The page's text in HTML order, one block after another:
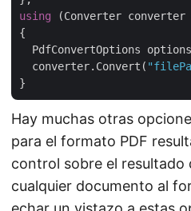
using (Converter converter
{
PdfConvertOptions
  converter.Convert(
Hay muchas otras
para el formato PDF
control sobre el resultado
cualquier documento al